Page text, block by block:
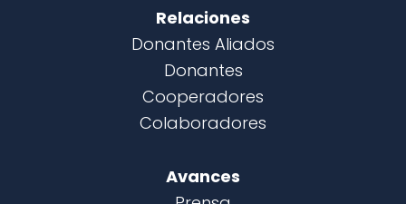
Relaciones
Donantes Aliados
Donantes
Cooperadores
Colaboradores
Avances